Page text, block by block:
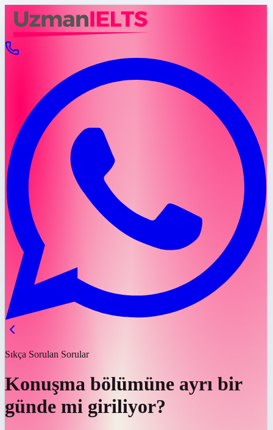
Sıkça Sorulan Sorular
Konuşma bölümüne ayrı bir
günde mi giriliyor?